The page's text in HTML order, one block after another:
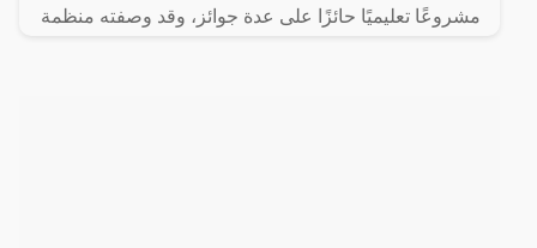
مشروعًا تعليميًا حائزًا على عدة جوائز، وقد وصفته منظمة